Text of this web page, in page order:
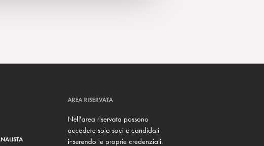
AREA RISERVATA
Nell'area riservata possono
accedere solo soci e candidati
inserendo le proprie credenziali.